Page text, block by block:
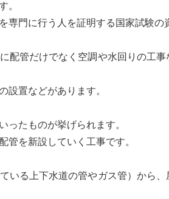
。
門に行う人を証明する国家試験の
配管だけでなく空調や水回りの工
設置などがあります。
ったものが挙げられます。
管を新設していく工事です。
いる上下水道の管やガス管）から